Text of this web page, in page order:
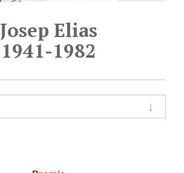
Josep Elias
1941-1982